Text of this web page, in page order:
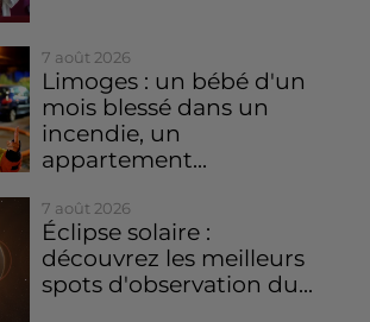
7 août 2026
Limoges : un bébé d'un
mois blessé dans un
incendie, un
appartement...
7 août 2026
Éclipse solaire :
découvrez les meilleurs
spots d'observation du...